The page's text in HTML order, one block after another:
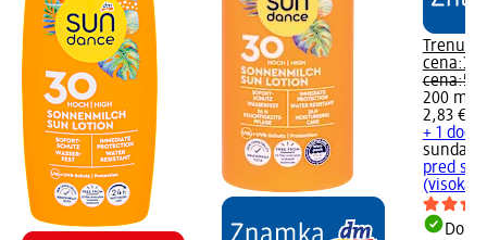
cena:
cena:
200 ml
2,83 €
+ 1
pred